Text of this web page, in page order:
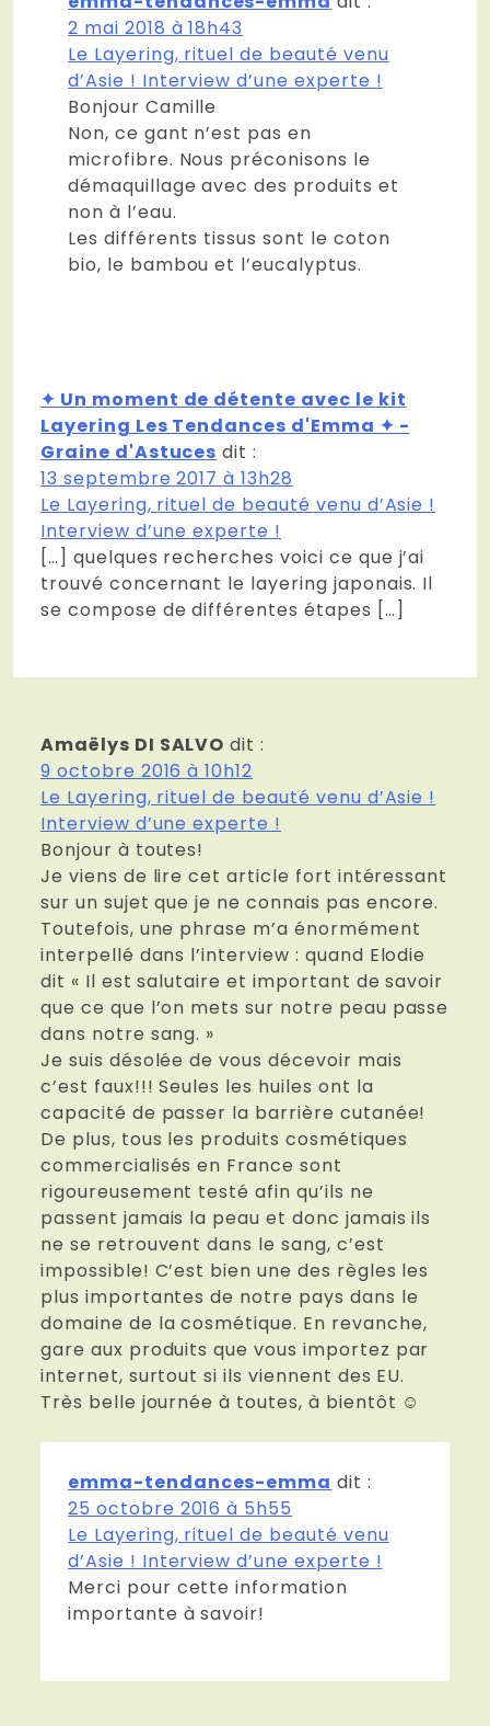
2 mai 2018 à 18h43
Le Layering, rituel de beauté venu
d’Asie ! Interview d’une experte !
Bonjour Camille
Non, ce gant n’est pas en
microfibre. Nous préconisons le
démaquillage avec des produits et
non à l’eau.
Les différents tissus sont le coton
bio, le bambou et l’eucalyptus.
✦ Un moment de détente avec le kit
Layering Les Tendances d'Emma ✦ -
Graine d'Astuces dit :
13 septembre 2017 à 13h28
Le Layering, rituel de beauté venu d’Asie !
Interview d’une experte !
[…] quelques recherches voici ce que j’ai
trouvé concernant le layering japonais. Il
se compose de différentes étapes […]
Amaëlys DI SALVO dit :
9 octobre 2016 à 10h12
Le Layering, rituel de beauté venu d’Asie !
Interview d’une experte !
Bonjour à toutes!
Je viens de lire cet article fort intéressant
sur un sujet que je ne connais pas encore.
Toutefois, une phrase m’a énormément
interpellé dans l’interview : quand Elodie
dit « Il est salutaire et important de savoir
que ce que l’on mets sur notre peau passe
dans notre sang. »
Je suis désolée de vous décevoir mais
c’est faux!!! Seules les huiles ont la
capacité de passer la barrière cutanée!
De plus, tous les produits cosmétiques
commercialisés en France sont
rigoureusement testé afin qu’ils ne
passent jamais la peau et donc jamais ils
ne se retrouvent dans le sang, c’est
impossible! C’est bien une des règles les
plus importantes de notre pays dans le
domaine de la cosmétique. En revanche,
gare aux produits que vous importez par
internet, surtout si ils viennent des EU.
Très belle journée à toutes, à bientôt ☺
emma-tendances-emma dit :
25 octobre 2016 à 5h55
Le Layering, rituel de beauté venu
d’Asie ! Interview d’une experte !
Merci pour cette information
importante à savoir!